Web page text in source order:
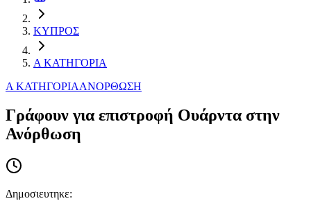
ΚΥΠΡΟΣ
Α ΚΑΤΗΓΟΡΙΑ
Α ΚΑΤΗΓΟΡΙΑΑΝΟΡΘΩΣΗ
Γράφουν για επιστροφή Ουάρντα στην
Ανόρθωση
Δημοσιευτηκε: